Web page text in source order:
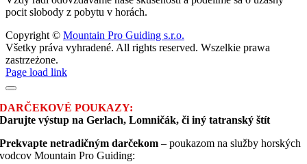
pocit slobody z pobytu v horách.
Copyright © Mountain Pro Guiding s.r.o.
Všetky práva vyhradené. All rights reserved. Wszelkie prawa
zastrzeżone.
Facebook
Instagram
Page load link
DARČEKOVÉ POUKAZY:
Darujte výstup na Gerlach, Lomničák, či iný tatranský štít
Prekvapte netradičným darčekom– poukazom na služby horských
vodcov Mountain Pro Guiding: